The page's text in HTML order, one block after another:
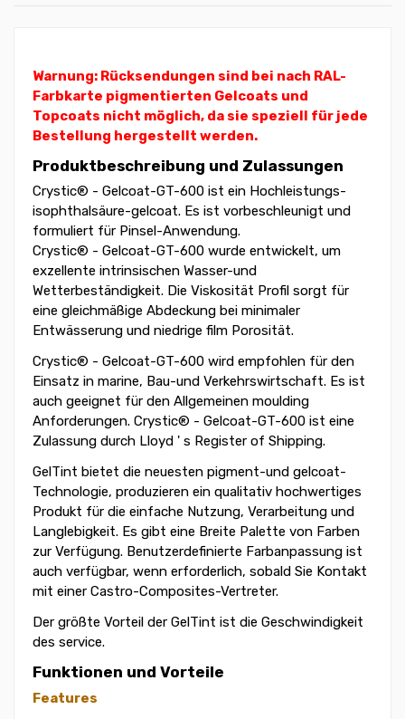
Warnung: Rücksendungen sind bei nach RAL-
Farbkarte pigmentierten Gelcoats und
Topcoats nicht möglich, da sie speziell für jede
Bestellung hergestellt werden.
Produktbeschreibung und Zulassungen
Crystic® - Gelcoat-GT-600 ist ein Hochleistungs-
isophthalsäure-gelcoat. Es ist vorbeschleunigt und
formuliert für Pinsel-Anwendung.
Crystic® - Gelcoat-GT-600 wurde entwickelt, um
exzellente intrinsischen Wasser-und
Wetterbeständigkeit. Die Viskosität Profil sorgt für
eine gleichmäßige Abdeckung bei minimaler
Entwässerung und niedrige film Porosität.
Crystic® - Gelcoat-GT-600 wird empfohlen für den
Einsatz in marine, Bau-und Verkehrswirtschaft. Es ist
auch geeignet für den Allgemeinen moulding
Anforderungen. Crystic® - Gelcoat-GT-600 ist eine
Zulassung durch Lloyd ' s Register of Shipping.
GelTint bietet die neuesten pigment-und gelcoat-
Technologie, produzieren ein qualitativ hochwertiges
Produkt für die einfache Nutzung, Verarbeitung und
Langlebigkeit. Es gibt eine Breite Palette von Farben
zur Verfügung. Benutzerdefinierte Farbanpassung ist
auch verfügbar, wenn erforderlich, sobald Sie Kontakt
mit einer Castro-Composites-Vertreter.
Der größte Vorteil der GelTint ist die Geschwindigkeit
des service.
Funktionen und Vorteile
Features